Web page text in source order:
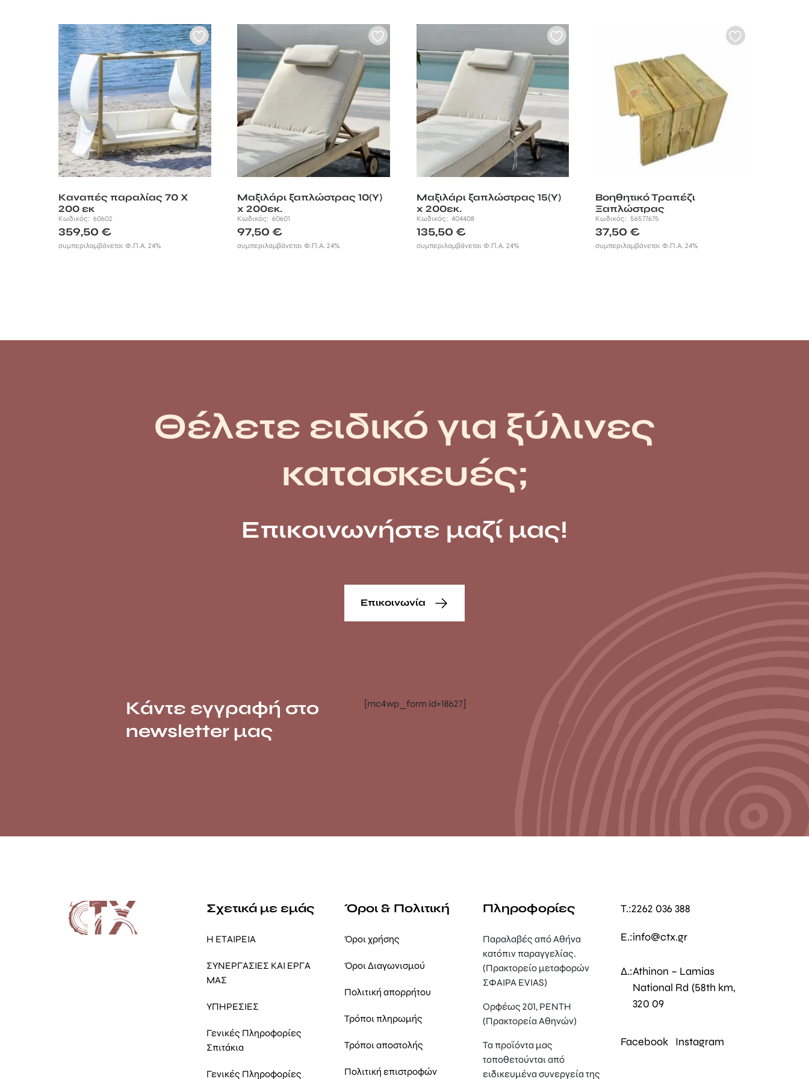
Καναπές παραλίας 70 X
200 εκ
Κωδικός: 60602
359,50 €
συμπεριλαμβάνεται Φ.Π.Α. 24%
Μαξιλάρι ξαπλώστρας 10(Υ)
x 200εκ.
Κωδικός:60601
97,50€
συμπεριλαμβάνεται Φ.Π.Α. 24%
Μαξιλάρι ξαπλώστρας 15(Υ)
x 200εκ.
Κωδικός: 404408
135,50 €
συμπεριλαμβάνεται Φ.Π.Α. 24%
Βοηθητικό Τραπέζι
Ξαπλώστρας
Κωδικός: 56577675
37,50 €
συμπεριλαμβάνεται Φ.Π.Α. 24%
Θέλετε ειδικό για ξύλινες
κατασκευές;
Επικοινωνήστε μαζί μας!
Επικοινωνία
Κάντε εγγραφή στο
newsletter μας
[mc4wp_form id=18627]
Σχετικά με εμάς
Η ΕΤΑΙΡΕΙΑ
ΣΥΝΕΡΓΑΣΙΕΣ ΚΑΙ ΕΡΓΑ
ΜΑΣ
ΥΠΗΡΕΣΙΕΣ
Γενικές Πληροφορίες
Σπιτάκια
Γενικές Πληροφορίες
Όροι & Πολιτική
Όροι χρήσης
Όροι Διαγωνισμού
Πολιτική απορρήτου
Τρόποι πληρωμής
Τρόποι αποστολής
Πολιτική επιστροφών
Πληροφορίες
Παραλαβές από Αθήνα
κατόπιν παραγγελίας.
(Πρακτορείο μεταφορών
ΣΦΑΙΡΑ EVIAS)
Ορφέως 201, ΡΕΝΤΗ
(Πρακτορεία Αθηνών)
Τα προϊόντα μας
τοποθετούνται από
ειδικευμένα συνεργεία της
T.:2262 036 388
E.:info@ctx.gr
Δ.:Athinon – Lamias
National Rd (58th km,
320 09
Facebook Instagram